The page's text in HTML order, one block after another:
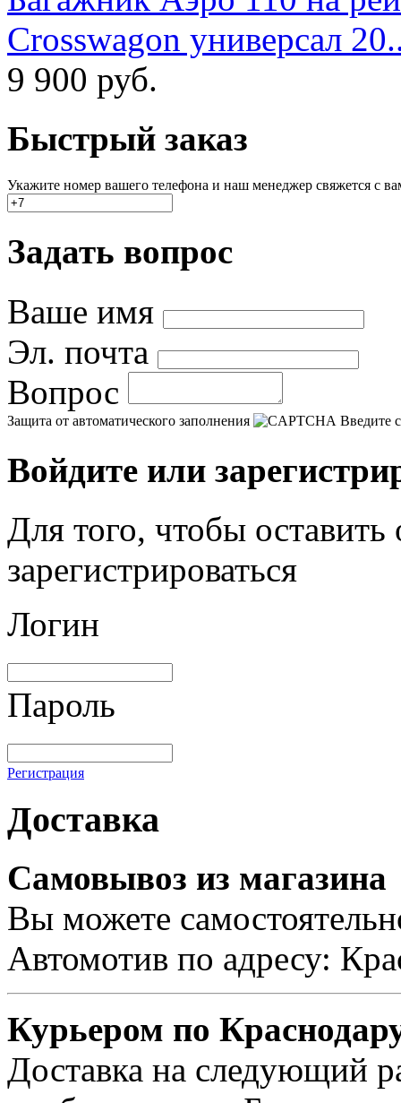
Crosswagon универсал
9 900 руб.
Быстрый заказ
Укажите номер вашего телефона и наш менеджер свяжется с
Задать вопрос
Ваше имя
Эл. почта
Вопрос
Защита от автоматического заполнения Введите
Войдите или
Для того, чтобы
зарегистрироваться
Логин
Пароль
Регистрация
Доставка
Самовывоз из магазина
Вы можете
Автомотив по адресу:
Курьером по
Доставка на следующий